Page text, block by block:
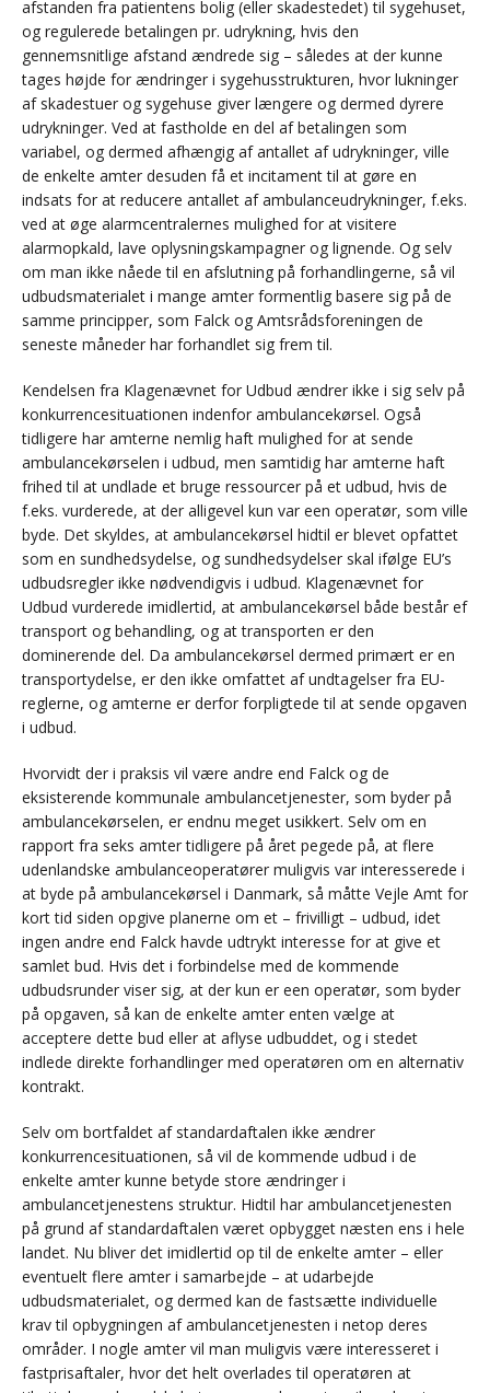
afstanden fra patientens bolig (eller skadestedet) til sygehuset,
og regulerede betalingen pr. udrykning, hvis den
gennemsnitlige afstand ændrede sig – således at der kunne
tages højde for ændringer i sygehusstrukturen, hvor lukninger
af skadestuer og sygehuse giver længere og dermed dyrere
udrykninger. Ved at fastholde en del af betalingen som
variabel, og dermed afhængig af antallet af udrykninger, ville
de enkelte amter desuden få et incitament til at gøre en
indsats for at reducere antallet af ambulanceudrykninger, f.eks.
ved at øge alarmcentralernes mulighed for at visitere
alarmopkald, lave oplysningskampagner og lignende. Og selv
om man ikke nåede til en afslutning på forhandlingerne, så vil
udbudsmaterialet i mange amter formentlig basere sig på de
samme principper, som Falck og Amtsrådsforeningen de
seneste måneder har forhandlet sig frem til.
Kendelsen fra Klagenævnet for Udbud ændrer ikke i sig selv på
konkurrencesituationen indenfor ambulancekørsel. Også
tidligere har amterne nemlig haft mulighed for at sende
ambulancekørselen i udbud, men samtidig har amterne haft
frihed til at undlade et bruge ressourcer på et udbud, hvis de
f.eks. vurderede, at der alligevel kun var een operatør, som ville
byde. Det skyldes, at ambulancekørsel hidtil er blevet opfattet
som en sundhedsydelse, og sundhedsydelser skal ifølge EU’s
udbudsregler ikke nødvendigvis i udbud. Klagenævnet for
Udbud vurderede imidlertid, at ambulancekørsel både består ef
transport og behandling, og at transporten er den
dominerende del. Da ambulancekørsel dermed primært er en
transportydelse, er den ikke omfattet af undtagelser fra EU-
reglerne, og amterne er derfor forpligtede til at sende opgaven
i udbud.
Hvorvidt der i praksis vil være andre end Falck og de
eksisterende kommunale ambulancetjenester, som byder på
ambulancekørselen, er endnu meget usikkert. Selv om en
rapport fra seks amter tidligere på året pegede på, at flere
udenlandske ambulanceoperatører muligvis var interesserede i
at byde på ambulancekørsel i Danmark, så måtte Vejle Amt for
kort tid siden opgive planerne om et – frivilligt – udbud, idet
ingen andre end Falck havde udtrykt interesse for at give et
samlet bud. Hvis det i forbindelse med de kommende
udbudsrunder viser sig, at der kun er een operatør, som byder
på opgaven, så kan de enkelte amter enten vælge at
acceptere dette bud eller at aflyse udbuddet, og i stedet
indlede direkte forhandlinger med operatøren om en alternativ
kontrakt.
Selv om bortfaldet af standardaftalen ikke ændrer
konkurrencesituationen, så vil de kommende udbud i de
enkelte amter kunne betyde store ændringer i
ambulancetjenestens struktur. Hidtil har ambulancetjenesten
på grund af standardaftalen været opbygget næsten ens i hele
landet. Nu bliver det imidlertid op til de enkelte amter – eller
eventuelt flere amter i samarbejde – at udarbejde
udbudsmaterialet, og dermed kan de fastsætte individuelle
krav til opbygningen af ambulancetjenesten i netop deres
områder. I nogle amter vil man muligvis være interesseret i
fastprisaftaler, hvor det helt overlades til operatøren at